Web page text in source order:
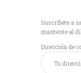
Suscríbete a
mantente al
Dirección de